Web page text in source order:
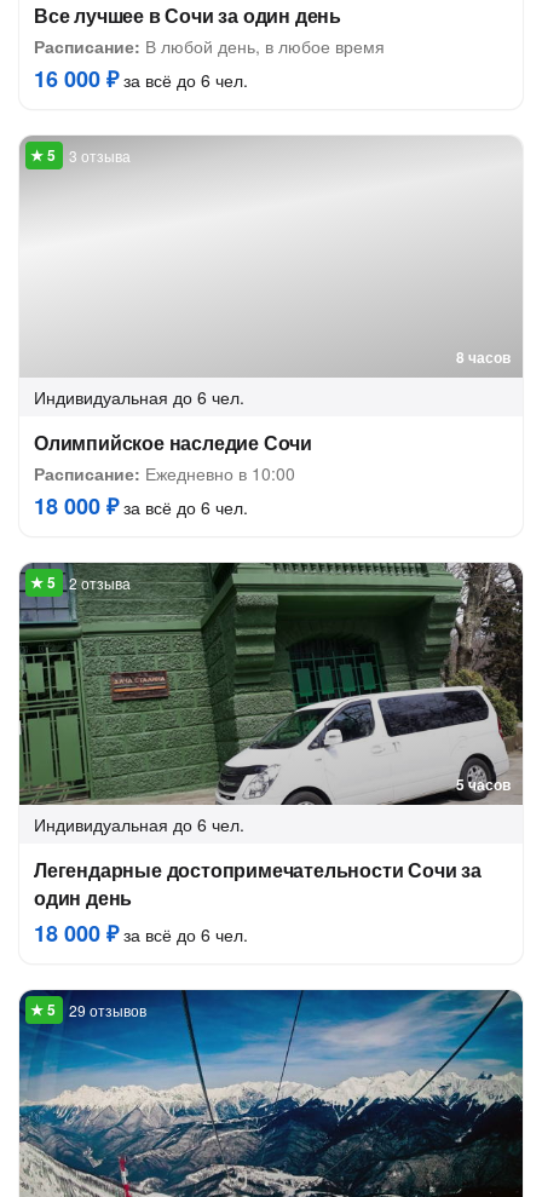
Все лучшее в Сочи за один день
Расписание: В любой день, в любое время
16 000 ₽за всё до 6 чел.
8 часов
3 отзыва
Индивидуальная до 6 чел.
Олимпийское наследие Сочи
Расписание: Ежедневно в 10:00
18 000 ₽за всё до 6 чел.
5 часов
2 отзыва
Индивидуальная до 6 чел.
Легендарные достопримечательности Сочи за
один день
18 000 ₽за всё до 6 чел.
29 отзывов